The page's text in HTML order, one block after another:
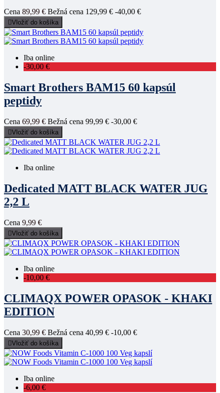
Cena 89,99 € Bežná cena 129,99 € -40,00 €
Vložiť do košíka
Iba online
-30,00 €
Smart Brothers BAM15 60 kapsúl
peptidy
Cena 69,99 € Bežná cena 99,99 € -30,00 €
Vložiť do košíka
Iba online
Dedicated MATT BLACK WATER JUG
2,2 L
Cena 9,99 €
Vložiť do košíka
Iba online
-10,00 €
CLIMAQX POWER OPASOK - KHAKI
EDITION
Cena 30,99 € Bežná cena 40,99 € -10,00 €
Vložiť do košíka
Iba online
-6,00 €